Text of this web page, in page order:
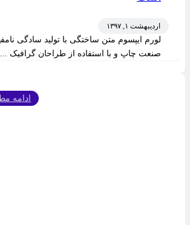
اردیبهشت ۱, ۱۳۹۷
لورم ایپسوم متن ساختگی با تولید سادگی
صنعت چاپ و با استفاده از طراحان گرافیک ...
ادامه